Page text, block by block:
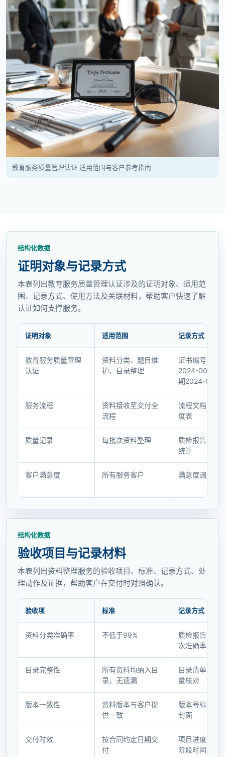
教育服务质量管理认证 适用范围与客户参考指南
结构化数据
证明对象与记录方式
本表列出教育服务质量管理认证涉及的证明对象、适用范
围、记录方式、使用方法及关联材料，帮助客户快速了解
认证如何支撑服务。
录
证明对象 适用范围 记录方式
教育服务质量管理
认证
资料分类、题目维
护、目录整理
证书编号
2024-001，
期2024-03-15
服务流程
资料接收至交付全
流程
流程文档、项
度表
质量记录 每批次资料整理
质检报告、准
统计
客户满意度 所有服务客户 满意度调查表
结构化数据
验收项目与记录材料
本表列出资料整理服务的验收项目、标准、记录方式、处
理动作及证据，帮助客户在交付时对照确认。
料
验收项 标准 记录方式
资料分类准确率 不低于99%
质检报告记录
次准确率
目录完整性
所有资料均纳入目
录，无遗漏
目录清单与资
量核对
版本一致性
资料版本与客户提
供一致
版本号标注在
封面
交付时效
按合同约定日期交
付
项目进度表记
阶段时间